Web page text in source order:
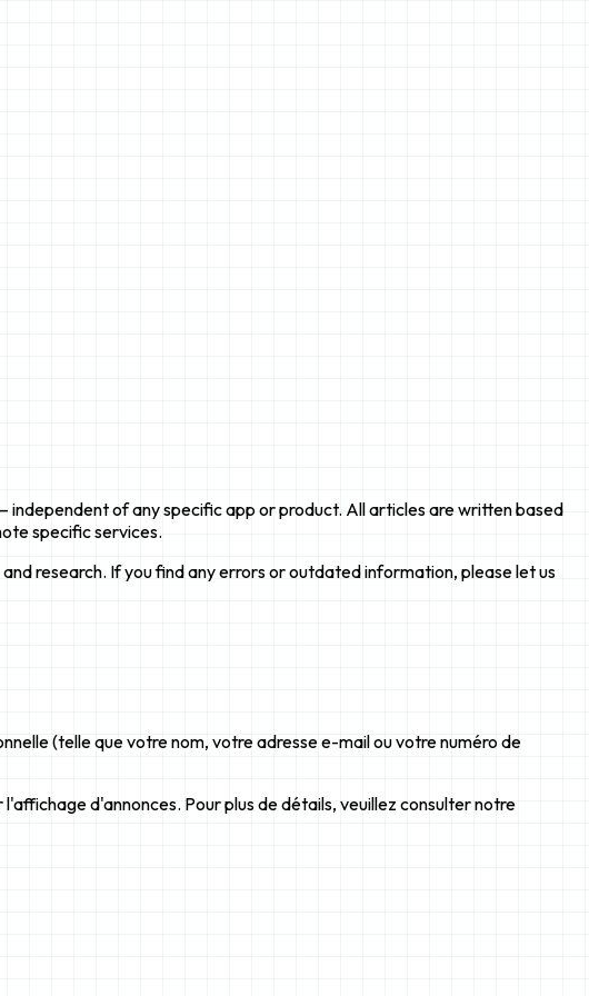
of any specific app or product. All articles are written based
specific services.
research. If you find any errors or outdated information, please let us
(telle que votre nom, votre adresse e-mail ou votre numéro de
d'annonces. Pour plus de détails, veuillez consulter notre